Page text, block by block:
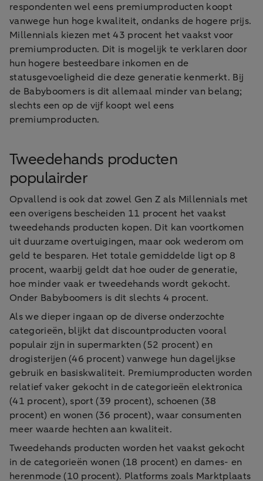
respondenten wel eens premiumproducten koopt
vanwege hun hoge kwaliteit, ondanks de hogere prijs.
Millennials kiezen met 43 procent het vaakst voor
premiumproducten. Dit is mogelijk te verklaren door
hun hogere besteedbare inkomen en de
statusgevoeligheid die deze generatie kenmerkt. Bij
de Babyboomers is dit allemaal minder van belang;
slechts een op de vijf koopt wel eens
premiumproducten.
Tweedehands producten
populairder
Opvallend is ook dat zowel Gen Z als Millennials met
een overigens bescheiden 11 procent het vaakst
tweedehands producten kopen. Dit kan voortkomen
uit duurzame overtuigingen, maar ook wederom om
geld te besparen. Het totale gemiddelde ligt op 8
procent, waarbij geldt dat hoe ouder de generatie,
hoe minder vaak er tweedehands wordt gekocht.
Onder Babyboomers is dit slechts 4 procent.
Als we dieper ingaan op de diverse onderzochte
categorieën, blijkt dat discountproducten vooral
populair zijn in supermarkten (52 procent) en
drogisterijen (46 procent) vanwege hun dagelijkse
gebruik en basiskwaliteit. Premiumproducten worden
relatief vaker gekocht in de categorieën elektronica
(41 procent), sport (39 procent), schoenen (38
procent) en wonen (36 procent), waar consumenten
meer waarde hechten aan kwaliteit.
Tweedehands producten worden het vaakst gekocht
in de categorieën wonen (18 procent) en dames- en
herenmode (10 procent). Platforms zoals Marktplaats